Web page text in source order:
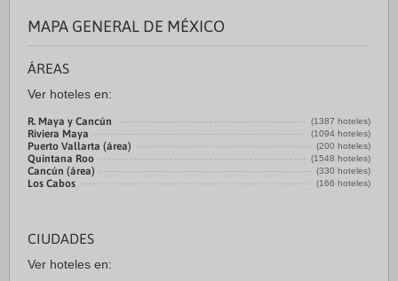
MAPA GENERAL DE MÉXICO
ÁREAS
Ver hoteles en:
R. Maya y Cancún (1387 hoteles)
Riviera Maya (1094 hoteles)
Puerto Vallarta (área) (200 hoteles)
Quintana Roo (1548 hoteles)
Cancún (área) (330 hoteles)
Los Cabos (166 hoteles)
CIUDADES
Ver hoteles en: